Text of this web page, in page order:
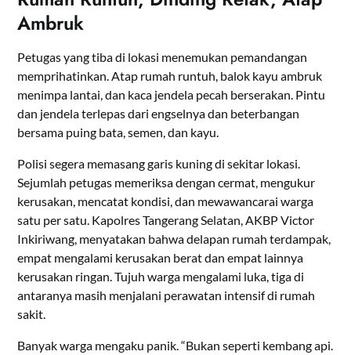
Ambruk
Petugas yang tiba di lokasi menemukan pemandangan
memprihatinkan. Atap rumah runtuh, balok kayu ambruk
menimpa lantai, dan kaca jendela pecah berserakan. Pintu
dan jendela terlepas dari engselnya dan beterbangan
bersama puing bata, semen, dan kayu.
Polisi segera memasang garis kuning di sekitar lokasi.
Sejumlah petugas memeriksa dengan cermat, mengukur
kerusakan, mencatat kondisi, dan mewawancarai warga
satu per satu. Kapolres Tangerang Selatan, AKBP Victor
Inkiriwang, menyatakan bahwa delapan rumah terdampak,
empat mengalami kerusakan berat dan empat lainnya
kerusakan ringan. Tujuh warga mengalami luka, tiga di
antaranya masih menjalani perawatan intensif di rumah
sakit.
Banyak warga mengaku panik. “Bukan seperti kembang api.